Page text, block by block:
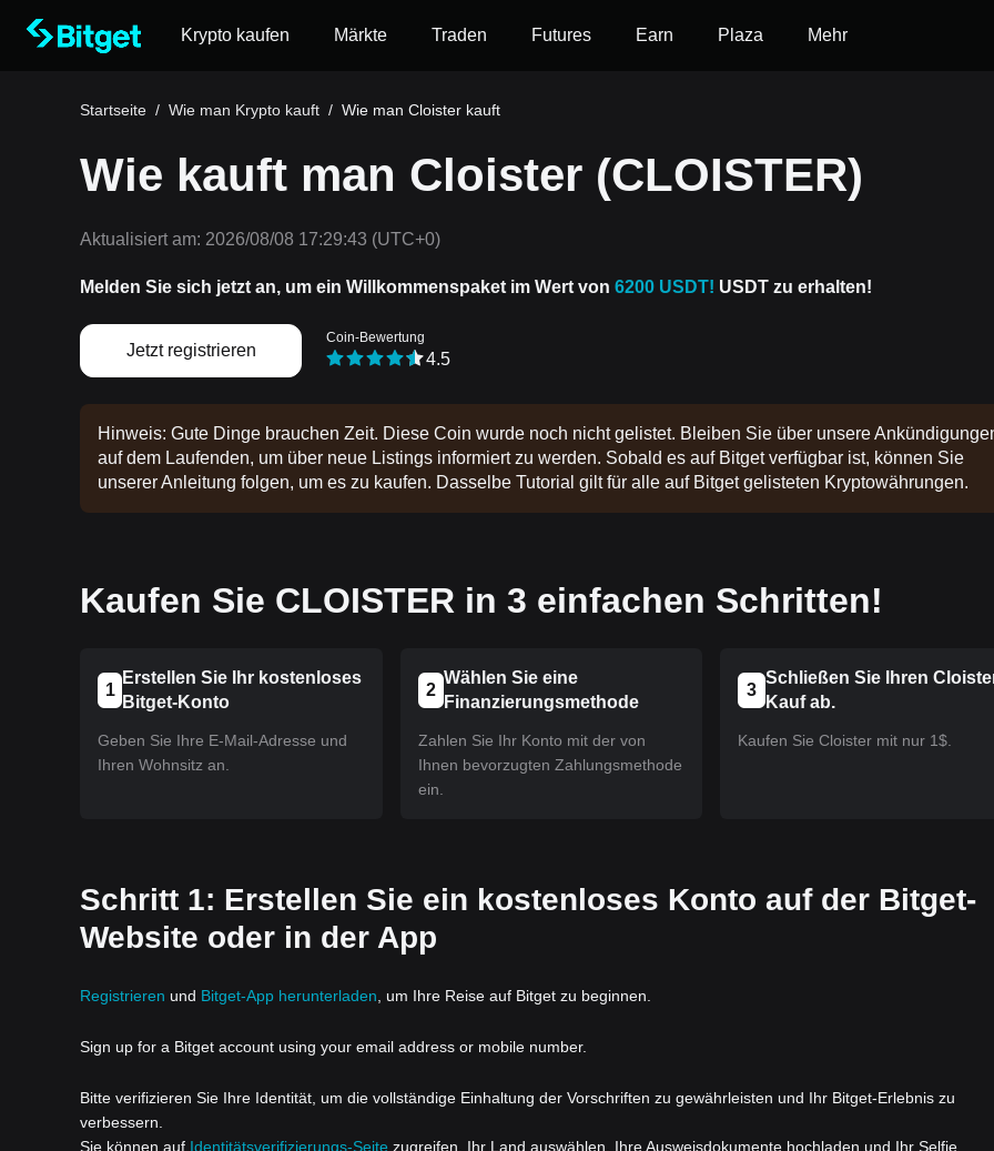
Krypto kaufen Märkte Traden Futures Earn Plaza Mehr
Startseite / Wie man Krypto kauft / Wie man Cloister kauft
Wie kauft man Cloister (CLOISTER)
Aktualisiert am: 2026/08/08 17:29:43 (UTC+0)
Melden Sie sich jetzt an, um ein Willkommenspaket im Wert von 6200 USDT! USDT zu erhalten!
Jetzt registrieren
Coin-Bewertung
4.5
Hinweis: Gute Dinge brauchen Zeit. Diese Coin wurde noch nicht gelistet. Bleiben Sie über unsere
auf dem Laufenden, um über neue Listings informiert zu werden. Sobald es auf Bitget verfügbar ist, können Sie
unserer Anleitung folgen, um es zu kaufen. Dasselbe Tutorial gilt für alle auf Bitget gelisteten Kryptowährungen.
Kaufen Sie CLOISTER in 3 einfachen Schritten!
1
Erstellen Sie Ihr kostenloses
Bitget-Konto
Geben Sie Ihre E-Mail-Adresse und
Ihren Wohnsitz an.
2
Wählen Sie eine
Finanzierungsmethode
Zahlen Sie Ihr Konto mit der von
Ihnen bevorzugten Zahlungsmethode
ein.
3
Schließen Sie Ihren
Kauf ab.
Kaufen Sie Cloister mit nur 1$.
Schritt 1: Erstellen Sie ein kostenloses Konto auf der Bitget-
Website oder in der App
Registrieren und Bitget-App herunterladen , um Ihre Reise auf Bitget zu beginnen.
Sign up for a Bitget account using your email address or mobile number.
Bitte verifizieren Sie Ihre Identität, um die vollständige Einhaltung der Vorschriften zu gewährleisten und Ihr Bitget-Erlebnis zu
verbessern.
Sie können auf Identitätsverifizierungs-Seite zugreifen, Ihr Land auswählen, Ihre Ausweisdokumente hochladen und Ihr Selfie